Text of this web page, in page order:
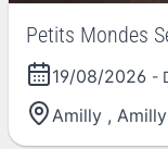
Petits Mondes
19/08/2026 -
Amilly , Amilly